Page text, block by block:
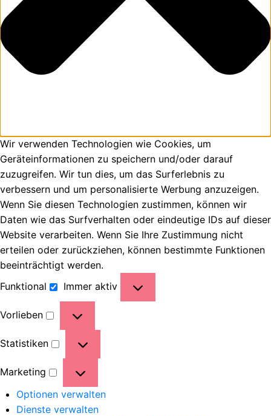
Wir verwenden Technologien wie Cookies, um
Geräteinformationen zu speichern und/oder darauf
zuzugreifen. Wir tun dies, um das Surferlebnis zu
verbessern und um personalisierte Werbung anzuzeigen.
Wenn Sie diesen Technologien zustimmen, können wir
Daten wie das Surfverhalten oder eindeutige IDs auf dieser
Website verarbeiten. Wenn Sie Ihre Zustimmung nicht
erteilen oder zurückziehen, können bestimmte Funktionen
beeinträchtigt werden.
Funktional
Immer aktiv
Vorlieben
Statistiken
Marketing
Optionen verwalten
Dienste verwalten